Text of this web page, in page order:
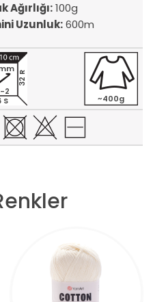
Ağırlığı:100g
Uzunluk:600m
S
32 R
2
~400g